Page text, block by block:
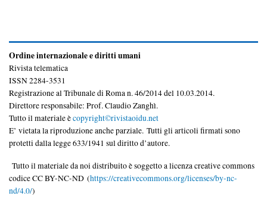
Ordine internazionale e diritti umani
Rivista telematica
ISSN 2284-3531
Registrazione al Tribunale di Roma n. 46/2014 del 10.03.2014.
Direttore responsabile: Prof. Claudio Zanghì.
Tutto il materiale ècopyright©rivistaoidu.net
E’ vietata la riproduzione anche parziale. Tutti gli articoli firmati sono
protetti dalla legge 633/1941 sul diritto d’autore.
Tutto il materiale da noi distribuito è soggetto a licenza creative commons
codice CC BY-NC-ND (https://creativecommons.org/licenses/by-nc-
nd/4.0/)